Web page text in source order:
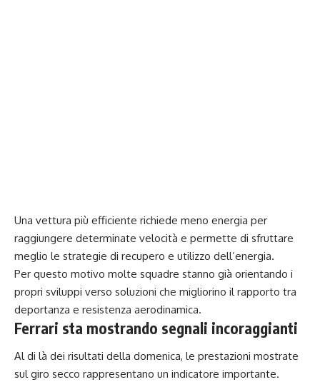
Una vettura più efficiente richiede meno energia per
raggiungere determinate velocità e permette di sfruttare
meglio le strategie di recupero e utilizzo dell’energia.
Per questo motivo molte squadre stanno già orientando i
propri sviluppi verso soluzioni che migliorino il rapporto tra
deportanza e resistenza aerodinamica.
Ferrari sta mostrando segnali incoraggianti
Al di là dei risultati della domenica, le prestazioni mostrate
sul giro secco rappresentano un indicatore importante.